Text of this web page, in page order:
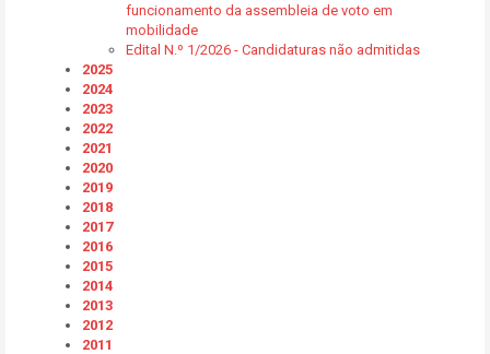
funcionamento da assembleia de voto em
mobilidade
Edital N.º 1/2026 - Candidaturas não admitidas
2025
2024
2023
2022
2021
2020
2019
2018
2017
2016
2015
2014
2013
2012
2011